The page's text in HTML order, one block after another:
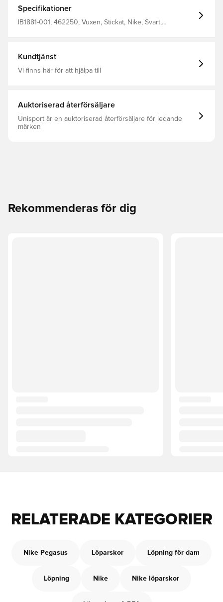
ReactX-skummaterial. En uppdaterad passform ger dig
mer utrymme i framfoten och tån.
Specifikationer
IB1881-001, 462250, Vuxen, Stickat, Nike, Svart,
Kundtjänst
Vi finns här för att hjälpa till
Auktoriserad återförsäljare
Unisport är en auktoriserad återförsäljare för ledande
märken
Rekommenderas för dig
RELATERADE KATEGORIER
Nike Pegasus Löparskor Löpning för dam
Löpning Nike Nike löparskor